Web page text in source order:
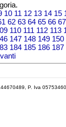
10 11 12 13 14 15
62 63 64 65 66 67
110 111 112 113
147 148 149 150
184 185 186 187
P. Iva